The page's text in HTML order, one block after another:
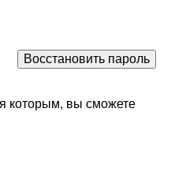
которым, вы сможете